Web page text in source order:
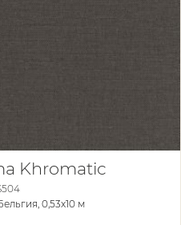
Khromatic
0,53x10 м